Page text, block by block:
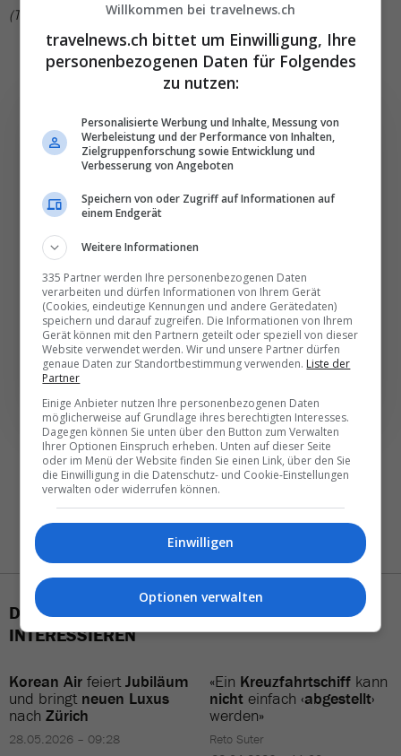
(TN)
Die wichtigsten und
besten News direkt in
Ihr E‑Mail-Postfach
Täglich oder wöchentlich, mit mehr Insights oder
weniger. Bei Travel­news haben Sie die Wahl.
NEWSLETTER ENTDECKEN
DAS KÖNNTE SIE AUCH
INTERESSIEREN
Korean Air feiertJubiläum
und bringt neuen Luxus
nach Zürich
28.05.2026 – 09:28
«Ein Kreuzfahrtschiff kann
nicht einfach ‹abgestellt›
werden»
Reto Suter
Willkommen bei travelnews.ch
travelnews.ch bittet um Einwilligung, Ihre
personenbezogenen Daten für Folgendes
zu nutzen:
Personalisierte Werbung und Inhalte, Messung von
Werbeleistung und der Performance von Inhalten,
Zielgruppenforschung sowie Entwicklung und
Verbesserung von Angeboten
Speichern von oder Zugriff auf Informationen auf
einem Endgerät
Weitere Informationen
335 Partner werden Ihre personenbezogenen Daten
verarbeiten und dürfen Informationen von Ihrem Gerät
(Cookies, eindeutige Kennungen und andere Gerätedaten)
speichern und darauf zugreifen. Die Informationen von Ihrem
Gerät können mit den Partnern geteilt oder speziell von dieser
Website verwendet werden. Wir und unsere Partner dürfen
genaue Daten zur Standortbestimmung verwenden. Liste der
Partner
Einige Anbieter nutzen Ihre personenbezogenen Daten
möglicherweise auf Grundlage ihres berechtigten Interesses.
Dagegen können Sie unten über den Button zum Verwalten
Ihrer Optionen Einspruch erheben. Unten auf dieser Seite
oder im Menü der Website finden Sie einen Link, über den Sie
die Einwilligung in die Datenschutz- und Cookie-Einstellungen
verwalten oder widerrufen können.
Einwilligen
Optionen verwalten